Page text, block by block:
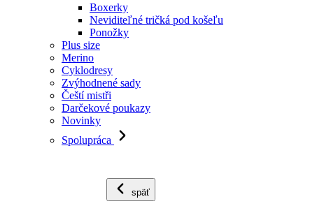
Boxerky
Neviditeľné tričká pod košeľu
Ponožky
Plus size
Merino
Cyklodresy
Zvýhodnené sady
Čeští mistři
Darčekové poukazy
Novinky
Spolupráca
späť